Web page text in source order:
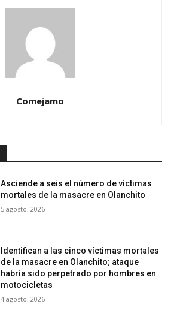
Comejamo
Asciende a seis el número de víctimas
mortales de la masacre en Olanchito
5 agosto, 2026
Identifican a las cinco víctimas mortales
de la masacre en Olanchito; ataque
habría sido perpetrado por hombres en
motocicletas
4 agosto, 2026